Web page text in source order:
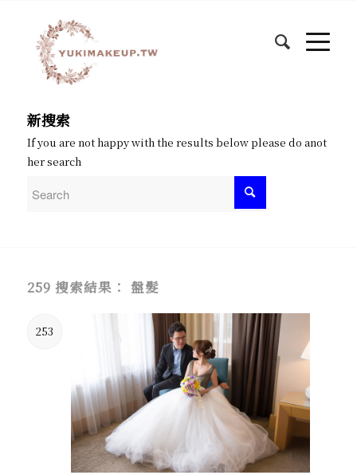
新搜索
If you are not happy with the results below please do anot
her search
259 搜索結果： 盤髮
253